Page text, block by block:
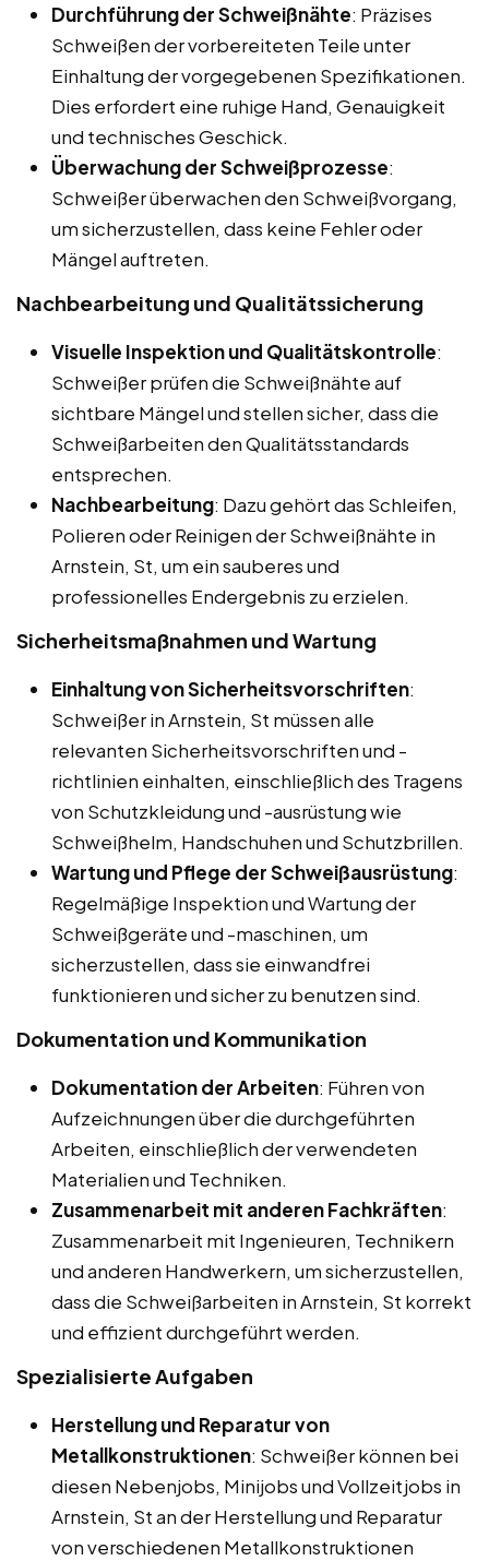
Durchführung der Schweißnähte: Präzises
Schweißen der vorbereiteten Teile unter
Einhaltung der vorgegebenen Spezifikationen.
Dies erfordert eine ruhige Hand, Genauigkeit
und technisches Geschick.
Überwachung der Schweißprozesse:
Schweißer überwachen den Schweißvorgang,
um sicherzustellen, dass keine Fehler oder
Mängel auftreten.
Nachbearbeitung und Qualitätssicherung
Visuelle Inspektion und Qualitätskontrolle:
Schweißer prüfen die Schweißnähte auf
sichtbare Mängel und stellen sicher, dass die
Schweißarbeiten den Qualitätsstandards
entsprechen.
Nachbearbeitung: Dazu gehört das Schleifen,
Polieren oder Reinigen der Schweißnähte in
Arnstein, St, um ein sauberes und
professionelles Endergebnis zu erzielen.
Sicherheitsmaßnahmen und Wartung
Einhaltung von Sicherheitsvorschriften:
Schweißer in Arnstein, St müssen alle
relevanten Sicherheitsvorschriften und -
richtlinien einhalten, einschließlich des Tragens
von Schutzkleidung und -ausrüstung wie
Schweißhelm, Handschuhen und Schutzbrillen.
Wartung und Pflege der Schweißausrüstung:
Regelmäßige Inspektion und Wartung der
Schweißgeräte und -maschinen, um
sicherzustellen, dass sie einwandfrei
funktionieren und sicher zu benutzen sind.
Dokumentation und Kommunikation
Dokumentation der Arbeiten: Führen von
Aufzeichnungen über die durchgeführten
Arbeiten, einschließlich der verwendeten
Materialien und Techniken.
Zusammenarbeit mit anderen Fachkräften:
Zusammenarbeit mit Ingenieuren, Technikern
und anderen Handwerkern, um sicherzustellen,
dass die Schweißarbeiten in Arnstein, St korrekt
und effizient durchgeführt werden.
Spezialisierte Aufgaben
Herstellung und Reparatur von
Metallkonstruktionen: Schweißer können bei
diesen Nebenjobs, Minijobs und Vollzeitjobs in
Arnstein, St an der Herstellung und Reparatur
von verschiedenen Metallkonstruktionen